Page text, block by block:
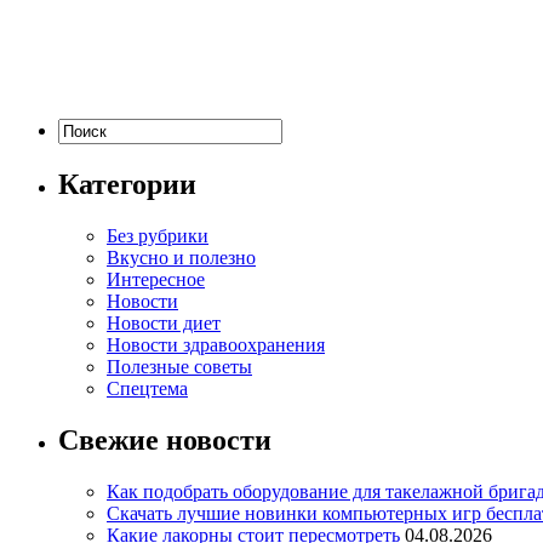
Категории
Без рубрики
Вкусно и полезно
Интересное
Новости
Новости диет
Новости здравоохранения
Полезные советы
Спецтема
Свежие новости
Как подобрать оборудование для такелажной
Скачать лучшие новинки компьютерных игр
Какие лакорны стоит пересмотреть 04.08.2026